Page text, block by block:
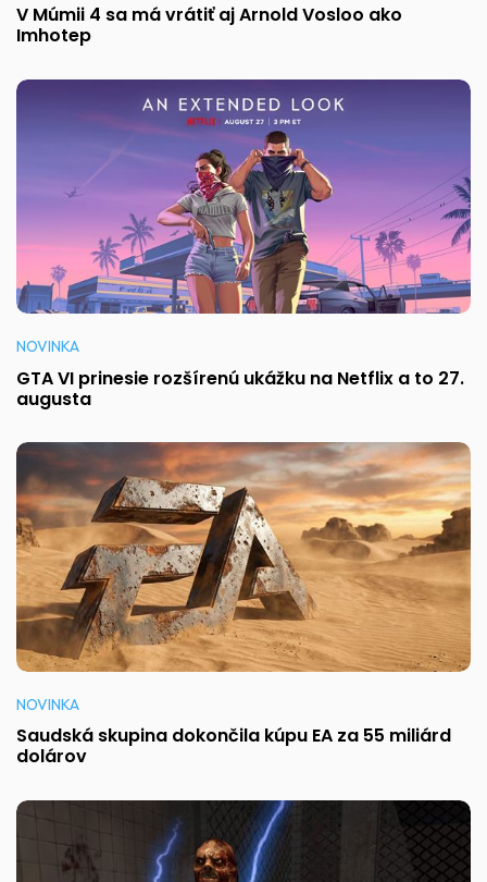
V Múmii 4 sa má vrátiť aj Arnold Vosloo ako
Imhotep
NOVINKA
GTA VI prinesie rozšírenú ukážku na Netflix a to 27.
augusta
NOVINKA
Saudská skupina dokončila kúpu EA za 55 miliárd
dolárov